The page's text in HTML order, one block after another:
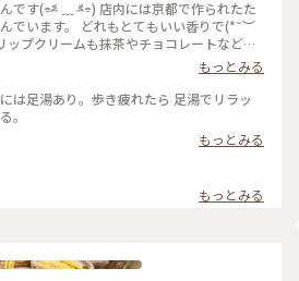
です(⌯˃̶᷄ ﹏ ˂̶᷄⌯) 店内には京都で作られたた
でいます。 どれもとてもいい香りで(*˘︶
ップクリームも抹茶やチョコレートなど、
すが、ケースが木製でお土産にもぴったり
つ購入しましたが、ほのかに香る抹茶、
、もちろん塗ると伸びの良いリップクリー
は美しい #kyoto #京都 #京都しゃぼんや
もっとみる
は足湯あり。歩き疲れたら 足湯でリラッ
。
もっとみる
もっとみる